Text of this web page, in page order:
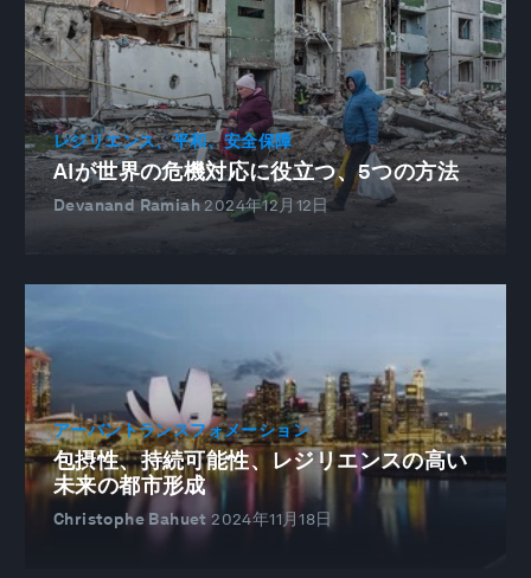
レジリエンス、平和、安全保障
AIが世界の危機対応に役立つ、5つの方法
Devanand Ramiah 2024年12月12日
アーバントランスフォメーション
包摂性、持続可能性、レジリエンスの高い
未来の都市形成
Christophe Bahuet 2024年11月18日